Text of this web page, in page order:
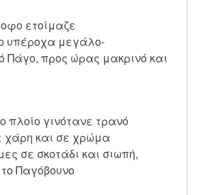
ετοίμαζε
υπέροχα μεγάλο-
προς ώρας μακρινό και
πλοίο γινότανε τρανό
χάρη και σε χρώμα
σε σκοτάδι και σιωπή,
Παγόβουνο